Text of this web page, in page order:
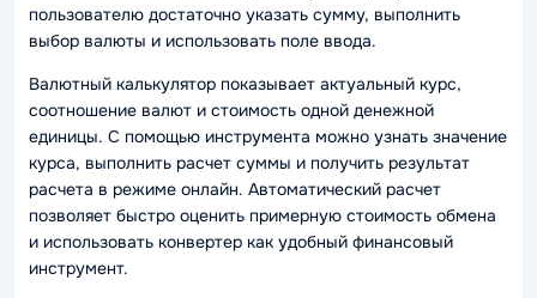
пользователю достаточно указать сумму, выполнить
выбор валюты и использовать поле ввода.
Валютный калькулятор показывает актуальный курс,
соотношение валют и стоимость одной денежной
единицы. С помощью инструмента можно узнать значение
курса, выполнить расчет суммы и получить результат
расчета в режиме онлайн. Автоматический расчет
позволяет быстро оценить примерную стоимость обмена
и использовать конвертер как удобный финансовый
инструмент.